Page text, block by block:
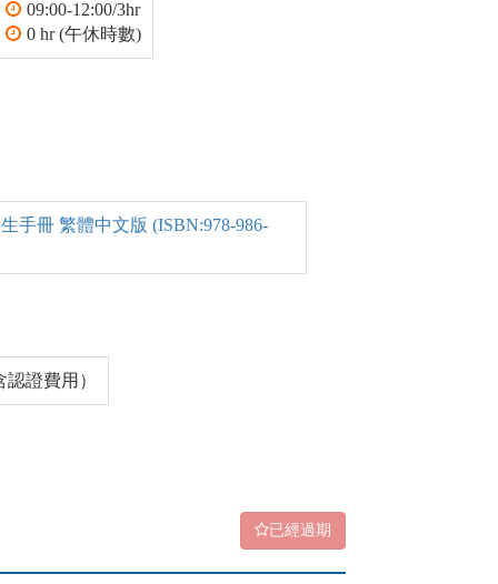
09:00-12:00/3hr
0 hr (午休時數)
手冊 繁體中文版 (ISBN:978-986-
證費用）
已經過期